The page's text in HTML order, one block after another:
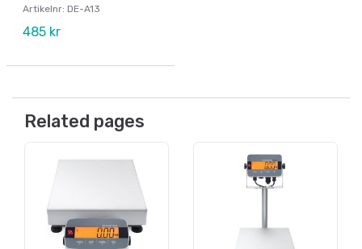
Artikelnr: DE-A13
485 kr
Related pages